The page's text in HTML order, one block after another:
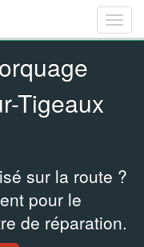
Bar
Bar
Bar
Tigeaux
sur la route ?
pour le
de réparation.